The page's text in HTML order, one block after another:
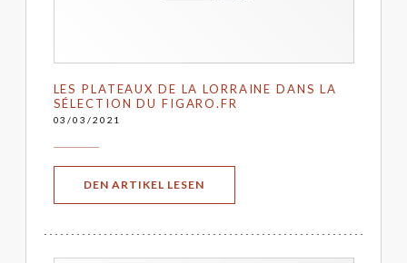
LES PLATEAUX DE LA LORRAINE DANS LA
SÉLECTION DU FIGARO.FR
03/03/2021
DEN ARTIKEL LESEN